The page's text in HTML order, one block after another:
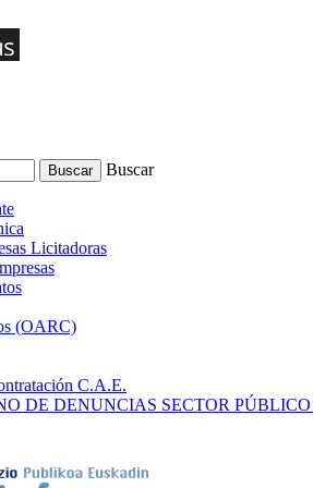
Buscar
Licitadoras
(OARC)
C.A.E.
DE DENUNCIAS SECTOR